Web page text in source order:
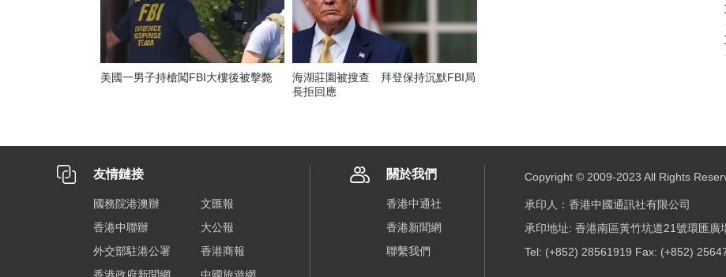
美國一男子持槍闖FBI大樓後被擊斃
海湖莊園被搜查 拜登保持沉默FBI局
長拒回應
友情鏈接
國務院港澳辦
文匯報
香港中聯辦
大公報
外交部駐港公署
香港商報
關於我們
香港中通社
香港新聞網
聯繫我們
Copyright © 2009-2023 All Rights
承印人：香港中國通訊社有限公司
承印地址: 香港南區黃竹坑道21號環匯廣
Tel: (+852) 28561919 Fax: (+852)